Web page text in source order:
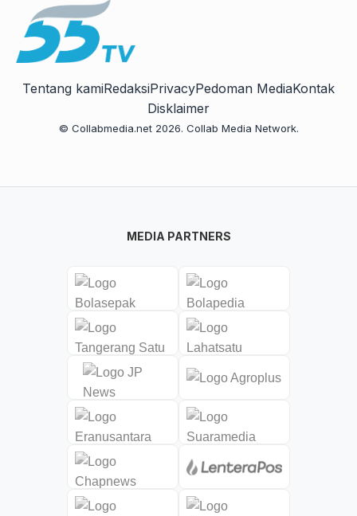
Tentang kamiRedaksiPrivacyPedoman MediaKontak
Disklaimer
© Collabmedia.net 2026. Collab Media Network.
MEDIA PARTNERS